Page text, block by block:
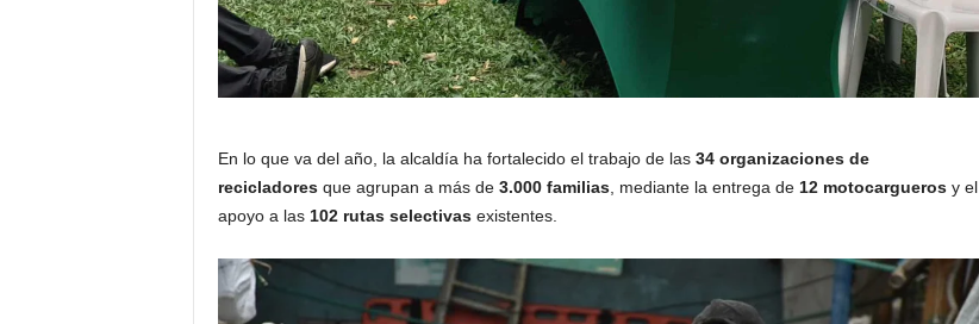
En lo que va del año, la alcaldía ha fortalecido el trabajo de las 34 organizaciones de
recicladoresque agrupan a más de 3.000 familias, mediante la entrega de 12 motocarguerosy el
apoyo a las 102 rutas selectivasexistentes.